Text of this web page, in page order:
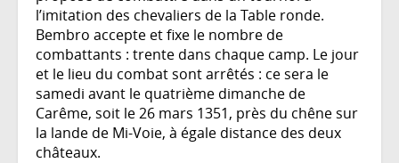
l’imitation des chevaliers de la Table ronde.
Bembro accepte et fixe le nombre de
combattants : trente dans chaque camp. Le jour
et le lieu du combat sont arrêtés : ce sera le
samedi avant le quatrième dimanche de
Carême, soit le 26 mars 1351, près du chêne sur
la lande de Mi-Voie, à égale distance des deux
châteaux.